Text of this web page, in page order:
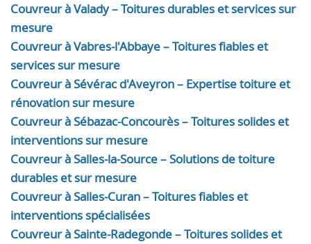
Couvreur à Valady – Toitures durables et services sur
mesure
Couvreur à Vabres-l'Abbaye – Toitures fiables et
services sur mesure
Couvreur à Sévérac d'Aveyron – Expertise toiture et
rénovation sur mesure
Couvreur à Sébazac-Concourès – Toitures solides et
interventions sur mesure
Couvreur à Salles-la-Source – Solutions de toiture
durables et sur mesure
Couvreur à Salles-Curan – Toitures fiables et
interventions spécialisées
Couvreur à Sainte-Radegonde – Toitures solides et